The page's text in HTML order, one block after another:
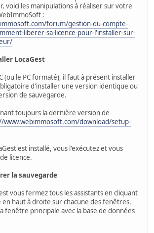
voici les manipulations à réaliser sur votre
:
forum/gestion-du-compte-
liberer-sa-licence-pour-l'installer-sur-
LocaGest
(ou le PC formaté), il faut à présent installer
d'installer une version identique ou
de sauvegarde.
toujours la dernière version de
www.webimmosoft.com/download/setup-
est installé, vous l'exécutez et vous
licence.
la sauvegarde
vous fermez tous les assistants en cliquant
haut à droite sur chacune des fenêtres.
fenêtre principale avec la base de données